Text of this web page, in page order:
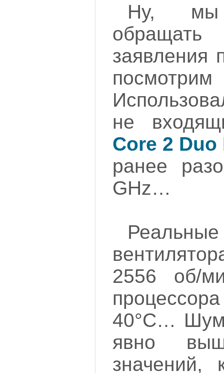
Ну, мы
заявления
не
Core 2 Duo
ранее
GHz…
2556 об/
40°С… Шум
явно
значений,